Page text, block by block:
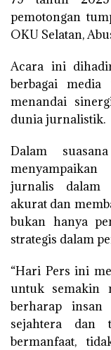
pemotongan
OKU Selatan,
Acara ini
berbagai
menandai
dunia jurnalistik.
Dalam
jurnalis dalam
akurat dan
bukan hanya
strategis dalam
“Hari Pers ini
untuk semakin
berharap
sejahtera dan
bermanfaat,